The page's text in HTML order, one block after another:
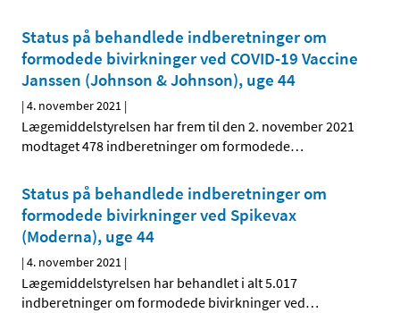
Status på behandlede indberetninger om
formodede bivirkninger ved COVID-19 Vaccine
Janssen (Johnson & Johnson), uge 44
|4. november 2021 |
Lægemiddelstyrelsen har frem til den 2. november 2021
modtaget 478 indberetninger om formodede…
Status på behandlede indberetninger om
formodede bivirkninger ved Spikevax
(Moderna), uge 44
|4. november 2021 |
Lægemiddelstyrelsen har behandlet i alt 5.017
indberetninger om formodede bivirkninger ved…